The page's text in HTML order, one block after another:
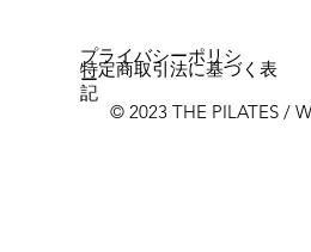
© 2023 THE PILATES /
プライバシーポリシ
ー
特定商取引法に基づく表
記